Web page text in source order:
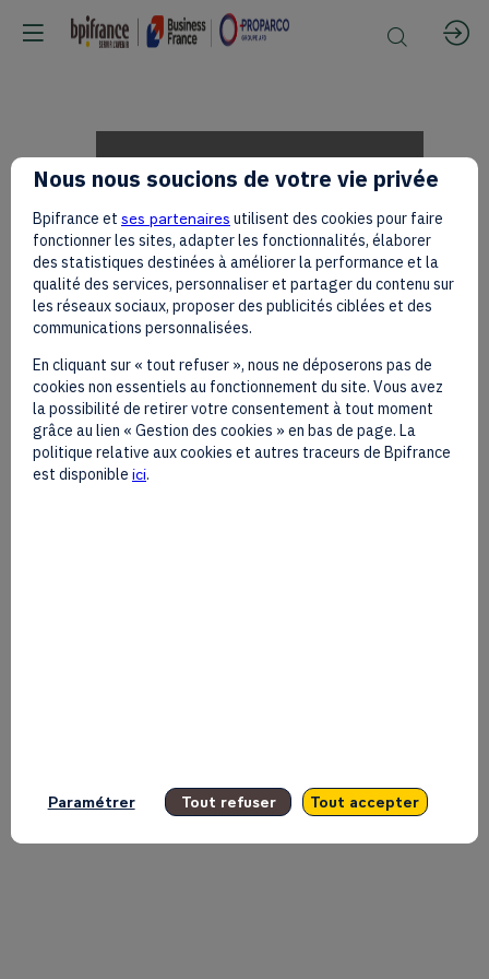
[Sur
Invitation]
—
Produire
nouvelles
chaînes
Nous nous soucions de votre vie privée
Bpifrance et ses partenaires utilisent des cookies pour faire
fonctionner les sites, adapter les fonctionnalités, élaborer
des statistiques destinées à améliorer la performance et la
qualité des services, personnaliser et partager du contenu sur
les réseaux sociaux, proposer des publicités ciblées et des
communications personnalisées.
En cliquant sur « tout refuser », nous ne déposerons pas de
cookies non essentiels au fonctionnement du site. Vous avez
la possibilité de retirer votre consentement à tout moment
grâce au lien « Gestion des cookies » en bas de page. La
politique relative aux cookies et autres traceurs de Bpifrance
est disponible ici.
Paramétrer Tout refuser Tout accepter